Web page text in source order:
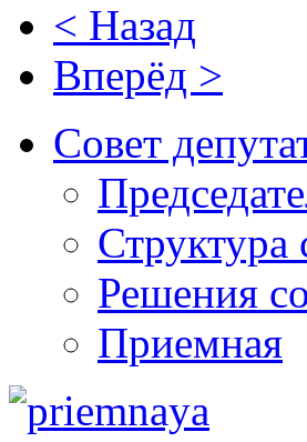
< Назад
Вперёд >
Совет
Структура
Решения
Приемная